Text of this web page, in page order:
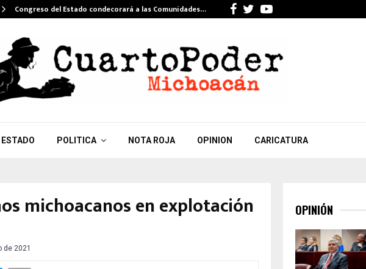
Congreso del Estado condecorará a las Comunidades… Facebook
TwitterYoutube
ESTADO POLITICA NOTA ROJA OPINION CARICATURA
michoacanos en explotación
de 2021
OPINIÓN